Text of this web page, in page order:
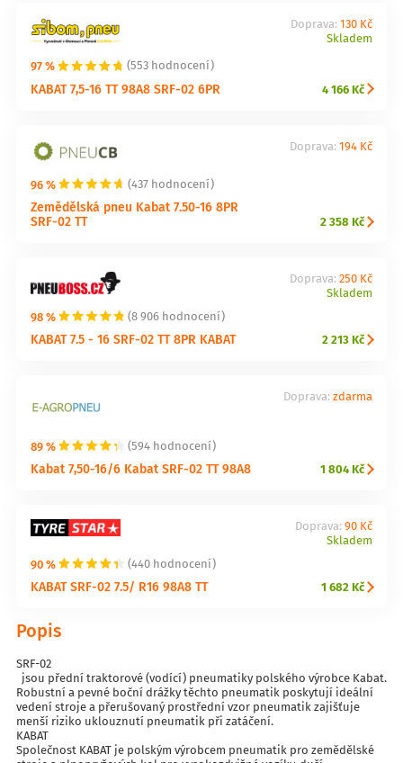
97 % (553 hodnocení)
KABAT 7,5-16 TT 98A8 SRF-02 6PR
Doprava: 130 Kč
Skladem
4 166 Kč
96 % (437 hodnocení)
Zemědělská pneu Kabat 7.50-16 8PR
SRF-02 TT
Doprava: 194 Kč
2 358 Kč
98 % (8 906 hodnocení)
KABAT 7.5 - 16 SRF-02 TT 8PR KABAT
Doprava: 250 Kč
Skladem
2 213 Kč
89 % (594 hodnocení)
Kabat 7,50-16/6 Kabat SRF-02 TT 98A8
Doprava: zdarma
1 804 Kč
90 % (440 hodnocení)
KABAT SRF-02 7.5/ R16 98A8 TT
Doprava: 90 Kč
Skladem
1 682 Kč
Popis
SRF-02
jsou přední traktorové (vodící) pneumatiky polského výrobce Kabat.
Robustní a pevné boční drážky těchto pneumatik poskytují ideální
vedení stroje a přerušovaný prostřední vzor pneumatik zajišťuje
menší riziko uklouznutí pneumatik při zatáčení.
KABAT
Společnost KABAT je polským výrobcem pneumatik pro zemědělské